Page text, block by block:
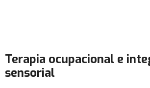
Terapia ocupacional e
sensorial